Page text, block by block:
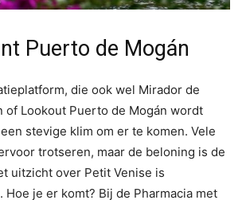
Puerto de Mogán
die ook wel Mirador de
of Lookout Puerto de Mogán wordt
stevige klim om er te komen. Vele
trotseren, maar de beloning is de
uitzicht over Petit Venise is
Hoe je er komt? Bij de Pharmacia met